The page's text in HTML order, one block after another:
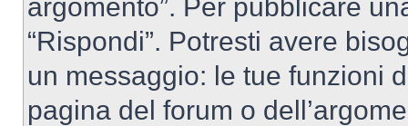
argomento”. Per pubblicare
“Rispondi”. Potresti avere
un messaggio: le tue funzioni
pagina del forum o